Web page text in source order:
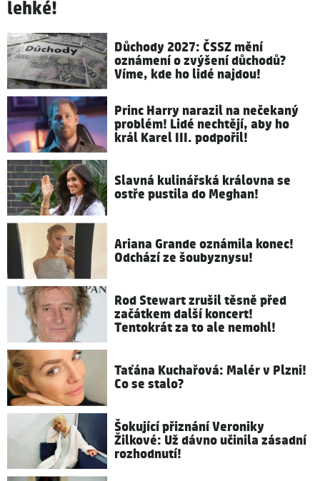
lehké!
Důchody 2027: ČSSZ mění
oznámení o zvýšení důchodů?
Víme, kde ho lidé najdou!
Princ Harry narazil na nečekaný
problém! Lidé nechtějí, aby ho
král Karel III. podpořil!
Slavná kulinářská královna se
ostře pustila do Meghan!
Ariana Grande oznámila konec!
Odchází ze šoubyznysu!
Rod Stewart zrušil těsně před
začátkem další koncert!
Tentokrát za to ale nemohl!
Taťána Kuchařová: Malér v Plzni!
Co se stalo?
Šokující přiznání Veroniky
Žilkové: Už dávno učinila zásadní
rozhodnutí!